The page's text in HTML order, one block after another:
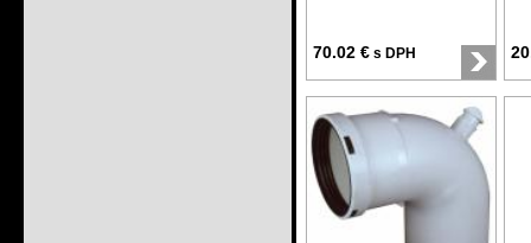
70.02 € s DPH